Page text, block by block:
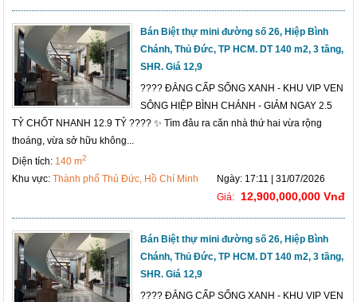
Bán Biệt thự mini đường số 26, Hiệp Bình
Chánh, Thủ Đức, TP HCM. DT 140 m2, 3 tầng,
SHR. Giá 12,9
???? ĐẲNG CẤP SỐNG XANH - KHU VIP VEN
SÔNG HIỆP BÌNH CHÁNH - GIẢM NGAY 2.5
TỶ CHỐT NHANH 12.9 TỶ ???? ✨ Tìm đâu ra căn nhà thứ hai vừa rộng
thoáng, vừa sở hữu không...
Diện tích: 140 m2
Khu vực:Thành phố Thủ Đức, Hồ Chí Minh
Ngày: 17:11 | 31/07/2026
Giá:
12,900,000,000 Vnđ
Bán Biệt thự mini đường số 26, Hiệp Bình
Chánh, Thủ Đức, TP HCM. DT 140 m2, 3 tầng,
SHR. Giá 12,9
???? ĐẲNG CẤP SỐNG XANH - KHU VIP VEN